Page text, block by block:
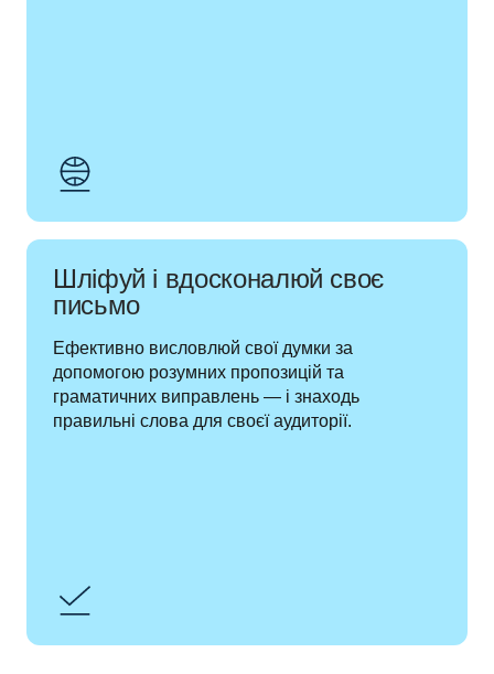
Шліфуй і вдосконалюй своє
письмо
Ефективно висловлюй свої думки за
допомогою розумних пропозицій та
граматичних виправлень — і знаходь
правильні слова для своєї аудиторії.